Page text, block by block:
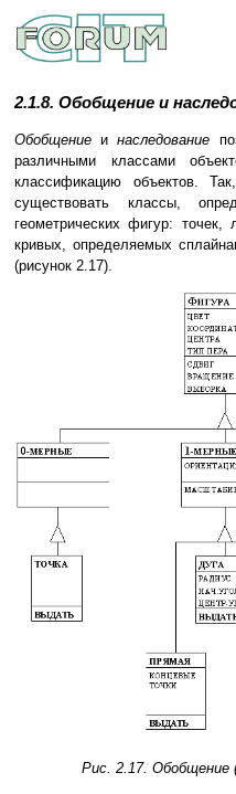
2.1.8. Обобщение и
Обобщение инаследование
различными классами
классификацию объектов.
существовать классы,
геометрических фигур:
кривых, определяемых
(рисунок 2.17).
Рис. 2.17. Обобщение